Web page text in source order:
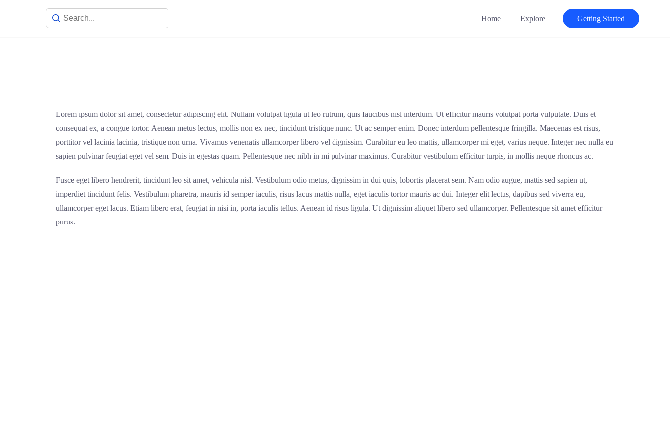
Home Explore Getting Started
Lorem ipsum dolor sit amet, consectetur adipiscing elit. Nullam volutpat ligula ut leo rutrum, quis faucibus nisl interdum. Ut efficitur mauris volutpat porta vulputate. Duis et
consequat ex, a congue tortor. Aenean metus lectus, mollis non ex nec, tincidunt tristique nunc. Ut ac semper enim. Donec interdum pellentesque fringilla. Maecenas est risus,
porttitor vel lacinia lacinia, tristique non urna. Vivamus venenatis ullamcorper libero vel dignissim. Curabitur eu leo mattis, ullamcorper mi eget, varius neque. Integer nec nulla eu
sapien pulvinar feugiat eget vel sem. Duis in egestas quam. Pellentesque nec nibh in mi pulvinar maximus. Curabitur vestibulum efficitur turpis, in mollis neque rhoncus ac.
Fusce eget libero hendrerit, tincidunt leo sit amet, vehicula nisl. Vestibulum odio metus, dignissim in dui quis, lobortis placerat sem. Nam odio augue, mattis sed sapien ut,
imperdiet tincidunt felis. Vestibulum pharetra, mauris id semper iaculis, risus lacus mattis nulla, eget iaculis tortor mauris ac dui. Integer elit lectus, dapibus sed viverra eu,
ullamcorper eget lacus. Etiam libero erat, feugiat in nisi in, porta iaculis tellus. Aenean id risus ligula. Ut dignissim aliquet libero sed ullamcorper. Pellentesque sit amet efficitur
purus.